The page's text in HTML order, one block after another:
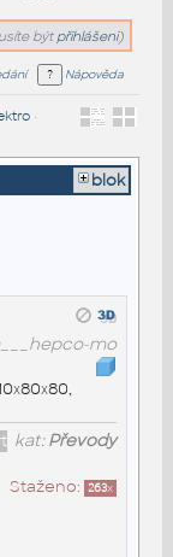
být přihlášeni)
Nápověda
•
blok
mo
kat:Převody
Staženo: 263x